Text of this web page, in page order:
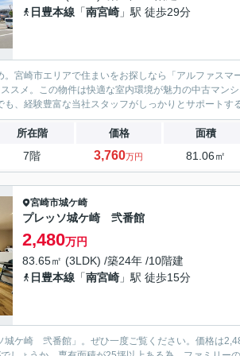
日豊本線 「南宮崎 」駅 徒歩29分
宮崎市エリアで住まいをお探しなら「アルファス
スメ。この物件は快適な室内環境が魅力の中古マン
、経験豊富な当社スタッフがしっかりとサポートす
所在階 価格 面積
7階 3,760万円 81.06㎡
宮崎市城ケ崎
プレッソ城ケ崎 弐番館
2,480万円
83.65㎡ (3LDK) /築24年 /10階建
日豊本線 「南宮崎 」駅 徒歩15分
城ケ崎 弐番館」。ぜひ一度ご覧ください。価格は